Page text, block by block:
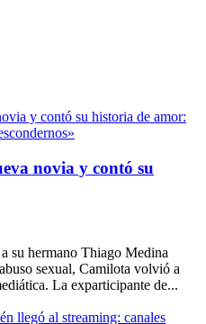
novia y contó su
su hermano Thiago Medina
sexual, Camilota volvió a
La exparticipante de...